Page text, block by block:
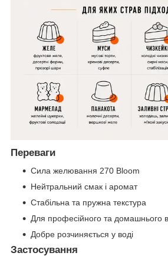
Переваги
Сила желювання 270 Bloom
Нейтральний смак і аромат
Стабільна та пружна текстура
Для професійного та домашнього
Добре розчиняється у воді
Застосування